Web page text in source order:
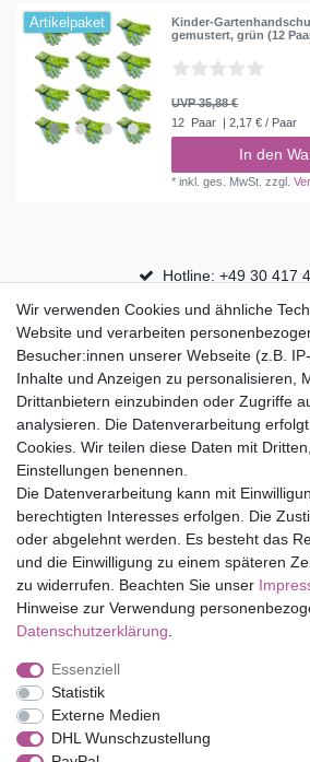
Artikelpaket
Kinder-
gemustert, grün (12
UVP 35,88 €
12 Paar | 2,17 € / Paar
In den
*inkl. ges. MwSt. zzgl.
Hotline: +49 30 417
30 Tage
Versandfrei ab 75 € in
Top Marken
Eduplay
Folia Bringmann
Shop
Mein Konto
Service
Versandkosten
Impressum
Barrierefreiheitserklärung
Wir verwenden Cookies und ähnliche
Website und verarbeiten
Besucher:innen unserer Webseite (z.B.
Inhalte und Anzeigen zu personalisieren,
Drittanbietern einzubinden oder Zugriffe
analysieren. Die Datenverarbeitung
Cookies. Wir teilen diese Daten mit
Einstellungen benennen.
Die Datenverarbeitung kann mit
berechtigten Interesses erfolgen. Die
oder abgelehnt werden. Es besteht das
und die Einwilligung zu einem späteren
zu widerrufen. Beachten Sie unser
Hinweise zur Verwendung
Daten­schutz­erklärung
Essenziell
Statistik
Externe Medien
DHL Wunschzustellung